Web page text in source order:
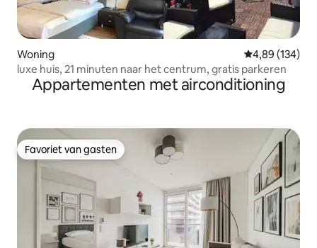
Woning Gemiddelde
4,89 (134)
luxe huis, 21 minuten naar het centrum, gratis parkeren
Appartementen met airconditioning
Favoriet van gasten
Favoriet van gasten